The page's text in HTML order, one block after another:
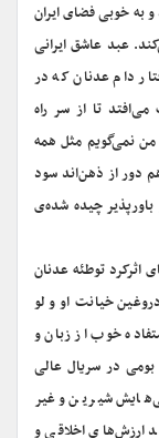
به خوبی فضای ایران
عبد عاشق ایرانی
دام عدنان که در
تا از سر راه
نمی‌گویم مثل همه
دور از ذهن‌اند سود
چیده شده‌ی
اثرکرد توطئه عدنان
خیانت او و لو
خوب از زبان و
در سریال عالی
شیرین و غیر
ارزش‌های اخلاقی و